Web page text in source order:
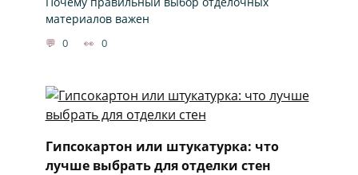
материалов важен
0 0
Гипсокартон или штукатурка: что
лучше выбрать для отделки стен